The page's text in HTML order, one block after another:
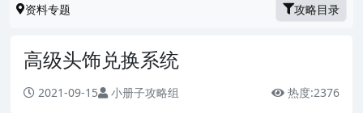
资料专题 攻略目录
高级头饰兑换系统
2021-09-15 小册子攻略组 热度:2376